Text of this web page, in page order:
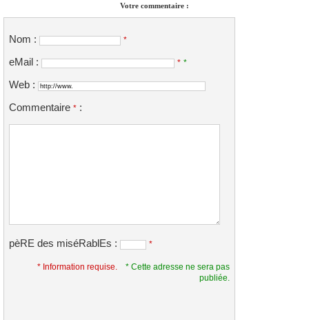
Votre commentaire :
Nom : *
eMail : * *
Web :
Commentaire * :
pèRE des miséRablEs : *
* Information requise.
* Cette adresse ne sera pas
publiée.